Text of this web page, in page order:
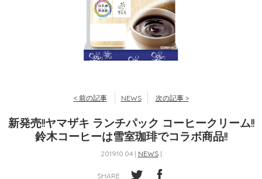
< 前の記事 NEWS 次の記事 >
新発売!!ヤマザキ ランチパック コーヒークリーム!!
鈴木コーヒーは雪室珈琲でコラボ商品!!
2019.10.04 | NEWS|
SHARE